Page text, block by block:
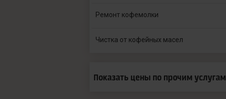
Ремонт кофемолки
Чистка от кофейных масел
Показать цены по прочим услугам